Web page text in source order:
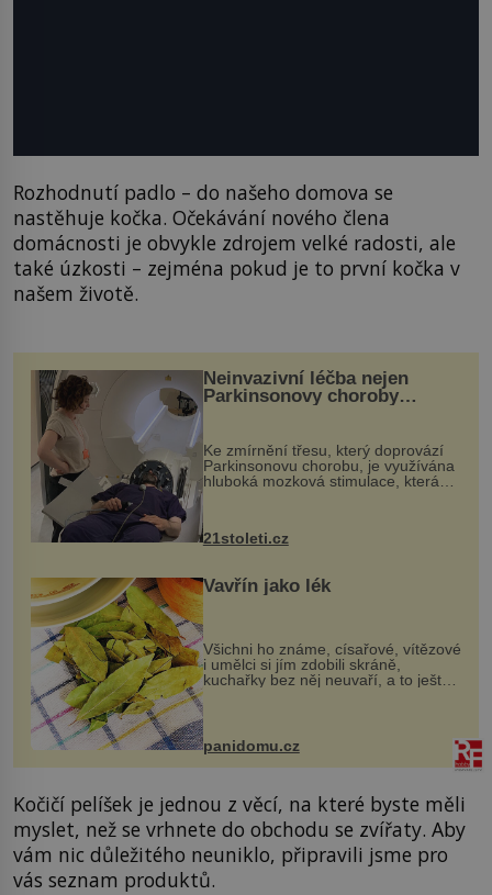
Rozhodnutí padlo – do našeho domova se
nastěhuje kočka. Očekávání nového člena
domácnosti je obvykle zdrojem velké radosti, ale
také úzkosti – zejména pokud je to první kočka v
našem životě.
Neinvazivní léčba nejen
Parkinsonovy choroby
Ke zmírnění třesu, který doprovází
Parkinsonovu chorobu, je využívána
hluboká mozková stimulace, která
však vyžaduje vysoce invazivní
zákrok. Ultrazvuk zase není vhodný
k dostatečně přesnému zacílení ...
21stoleti.cz
Vavřín jako lék
Všichni ho známe, císařové, vítězové
i umělci si jím zdobili skráně,
kuchařky bez něj neuvaří, a to ještě
nevíte, že bobkový list může výrazně
zmírnit některé naše neduhy.
Obsahuje v malém množství ně...
panidomu.cz
Kočičí pelíšek je jednou z věcí, na které byste měli
myslet, než se vrhnete do obchodu se zvířaty. Aby
vám nic důležitého neuniklo, připravili jsme pro
vás seznam produktů.